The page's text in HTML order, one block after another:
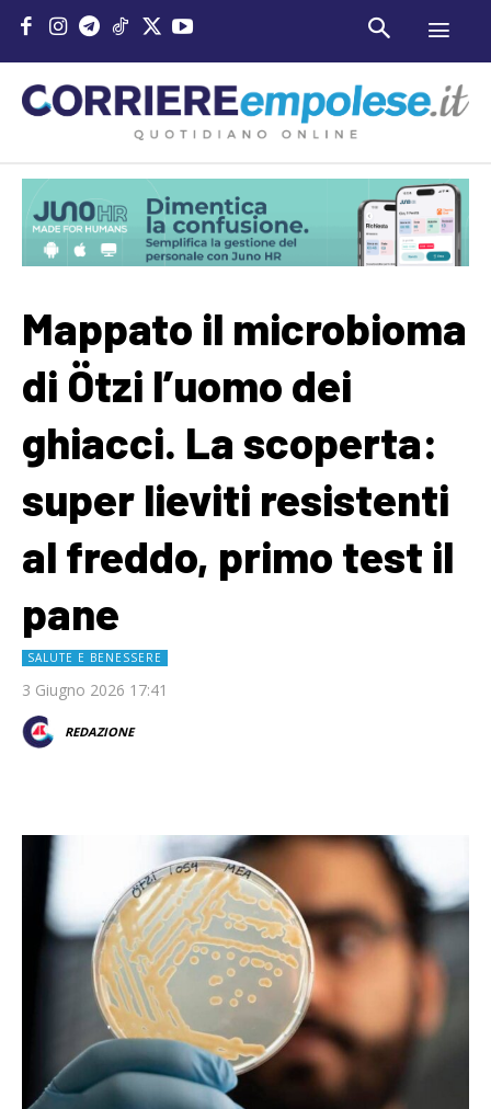
Mappato il microbioma
di Ötzi l’uomo dei
ghiacci. La scoperta:
super lieviti resistenti
al freddo, primo test il
pane
SALUTE E BENESSERE
3 Giugno 2026 17:41
REDAZIONE